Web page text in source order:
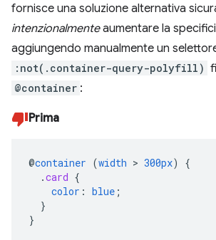
fornisce una soluzione alternativa
intenzionalmenteaumentare la
aggiungendo manualmente un
:not(.container-query-polyfill)
@container :
Prima
@container (width > 300px)
{
.card {
color : blue ;
}
}